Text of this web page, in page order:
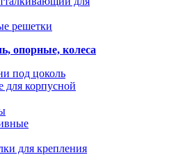
решетки
опорные, колеса
под цоколь
корпусной
для крепления